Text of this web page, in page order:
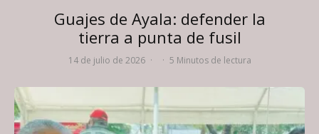
Guajes de Ayala: defender la
tierra a punta de fusil
14 de julio de 2026 · · 5 Minutos de lectura